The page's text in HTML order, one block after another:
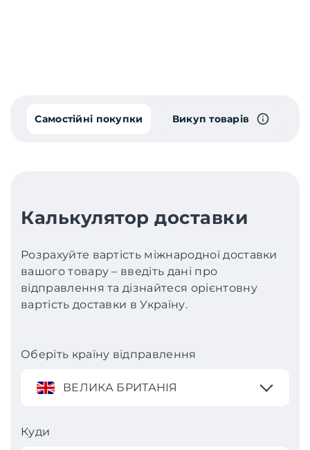
Самостійні покупки Викуп товарів
Калькулятор доставки
Розрахуйте вартість міжнародної доставки
вашого товару – введіть дані про
відправлення та дізнайтеся орієнтовну
вартість доставки в Україну.
Оберіть країну відправлення
ВЕЛИКА БРИТАНІЯ
Куди